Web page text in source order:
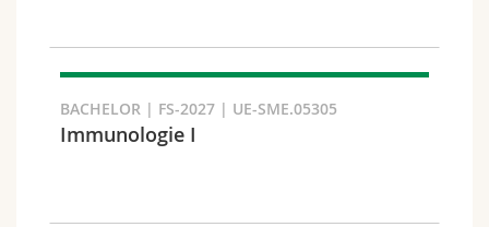
BACHELOR | FS-2027 | UE-SME.05305
Immunologie I